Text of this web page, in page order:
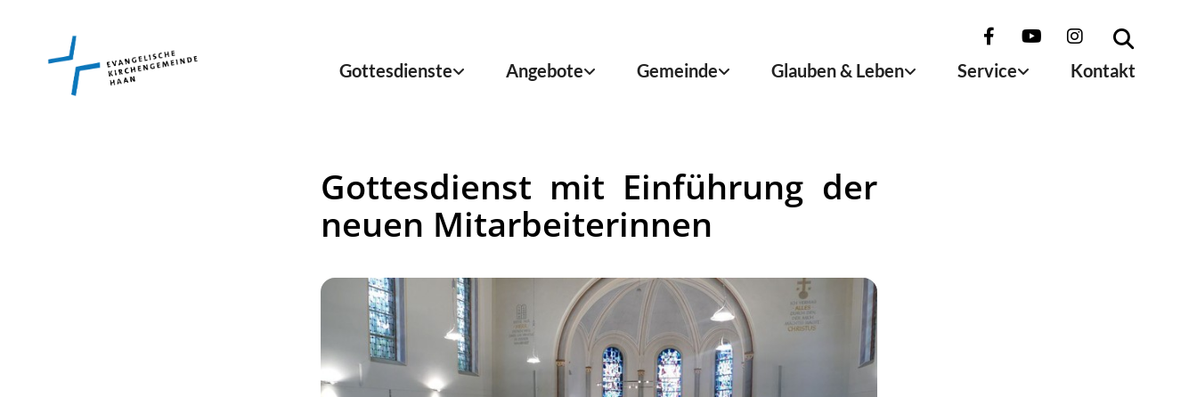
Gottesdienste Angebote Gemeinde Glauben & Leben Service Kontakt
Gottesdienst mit Einführung der
neuen Mitarbeiterinnen